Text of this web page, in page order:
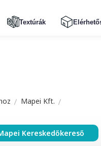
Textúrák
Mapei Kft.
Kereskedőkereső